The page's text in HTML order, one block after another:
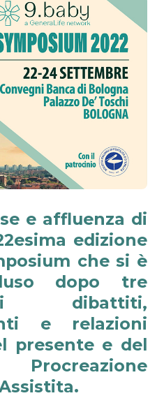
e affluenza di
edizione
che si è
dopo tre
dibattiti,
e relazioni
presente e del